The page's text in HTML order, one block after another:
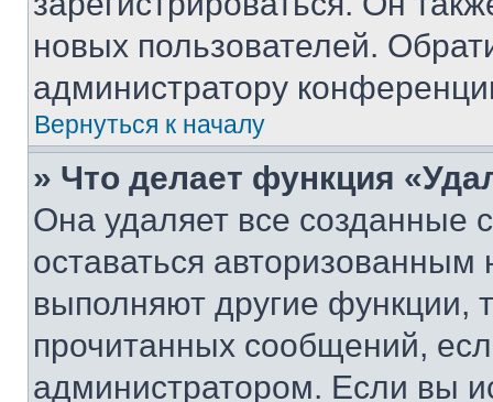
новых пользователей.
администратору
Вернуться к началу
» Что делает функция
Она удаляет все созданные
оставаться
выполняют другие функции,
прочитанных сообщений,
администратором. Если вы